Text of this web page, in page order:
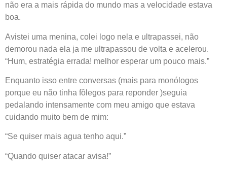
não era a mais rápida do mundo mas a velocidade estava
boa.
Avistei uma menina, colei logo nela e ultrapassei, não
demorou nada ela ja me ultrapassou de volta e acelerou.
“Hum, estratégia errada! melhor esperar um pouco mais.”
Enquanto isso entre conversas (mais para monólogos
porque eu não tinha fôlegos para reponder )seguia
pedalando intensamente com meu amigo que estava
cuidando muito bem de mim:
“Se quiser mais agua tenho aqui.”
“Quando quiser atacar avisa!”